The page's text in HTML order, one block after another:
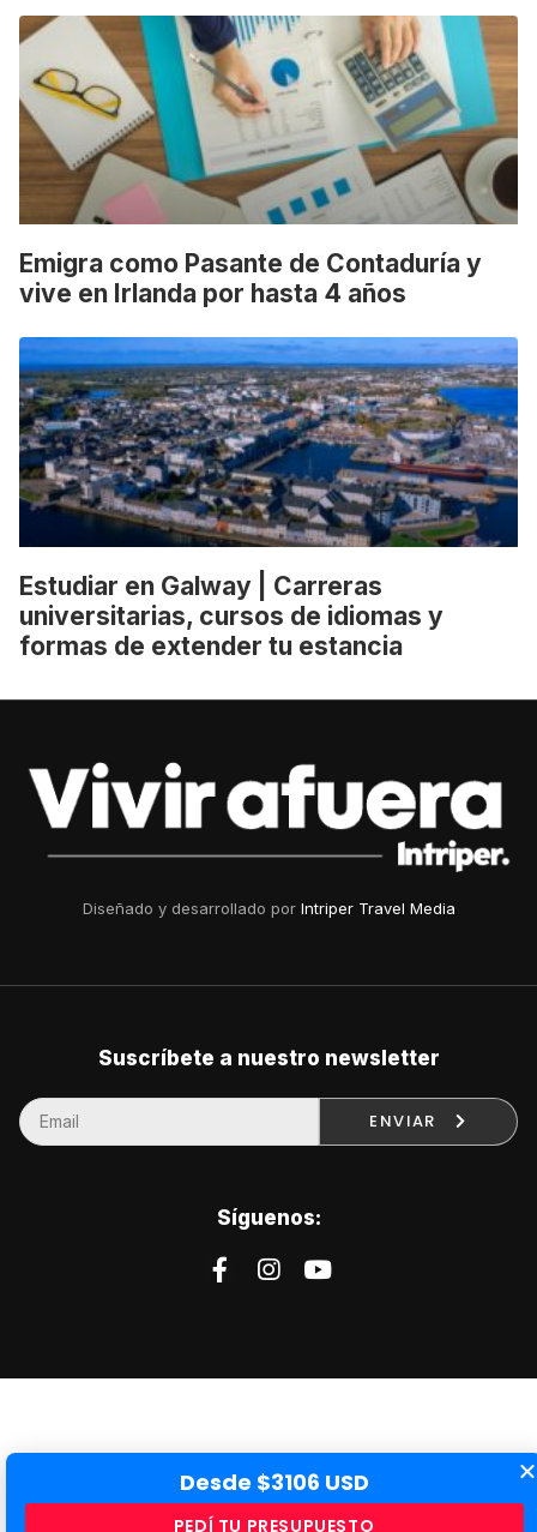
Emigra como Pasante de Contaduría y
vive en Irlanda por hasta 4 años
Estudiar en Galway | Carreras
universitarias, cursos de idiomas y
formas de extender tu estancia
Diseñado y desarrollado por Intriper Travel Media
Suscríbete a nuestro newsletter
ENVIAR
Síguenos:
Desde $3106 USD
PEDÍ TU PRESUPUESTO